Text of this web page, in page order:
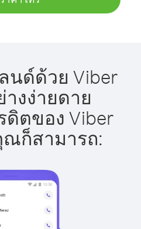
นด์ด้วย Viber
างง่ายดาย
ตของ Viber
ณก็สามารถ: